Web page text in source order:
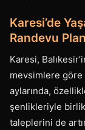
Karesi’de
Randevu
Karesi,
mevsimlere
aylarında,
şenlikleriyle
taleplerini de